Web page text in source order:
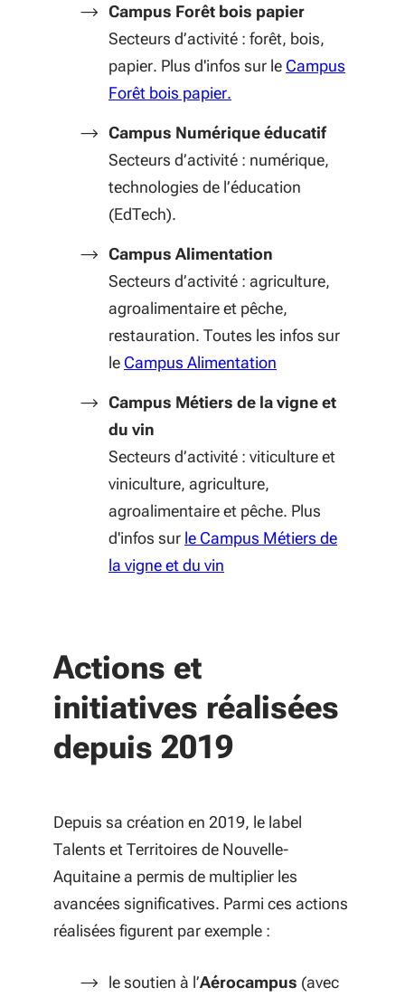
Campus Forêt bois papier
Secteurs d’activité : forêt, bois,
papier. Plus d'infos sur le Campus
Forêt bois papier.
Campus Numérique éducatif
Secteurs d’activité : numérique,
technologies de l’éducation
(EdTech).
Campus Alimentation
Secteurs d’activité : agriculture,
agroalimentaire et pêche,
restauration. Toutes les infos sur
le Campus Alimentation
Campus Métiers de la vigne et
du vin
Secteurs d’activité : viticulture et
viniculture, agriculture,
agroalimentaire et pêche. Plus
d'infos sur le Campus Métiers de
la vigne et du vin
Actions et
initiatives réalisées
depuis 2019
Depuis sa création en 2019, le label
Talents et Territoires de Nouvelle-
Aquitaine a permis de multiplier les
avancées significatives. Parmi ces actions
réalisées figurent par exemple :
le soutien à l’Aérocampus (avec